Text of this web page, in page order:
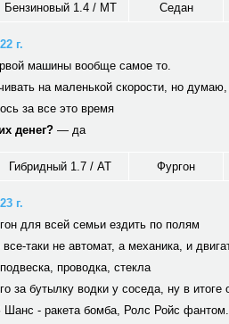
Бензиновый 1.4 / MT Седан
г.
машины вообще самое то.
на маленькой скорости, но
за все это время
денег? — да
Гибридный 1.7 / AT Фургон
г.
для всей семьи ездить по полям
таки не автомат, а механика, и
проводка, стекла
за бутылку водки у соседа, ну в итоге
- ракета бомба, Ролс Ройс фантом.